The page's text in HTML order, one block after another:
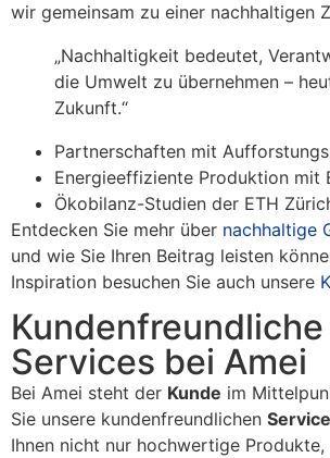
wir gemeinsam zu einer nachhaltigen
„Nachhaltigkeit bedeutet,
die Umwelt zu übernehmen –
Zukunft.“
Partnerschaften mit
Energieeffiziente Produktion mit
Ökobilanz-Studien der ETH
Entdecken Sie mehr über nachhaltige
und wie Sie Ihren Beitrag leisten
Inspiration besuchen Sie auch unsere
Kundenfreundliche
Services bei Amei
Bei Amei steht der Kunde im
Sie unsere kundenfreundlichen
Ihnen nicht nur hochwertige Produkte,